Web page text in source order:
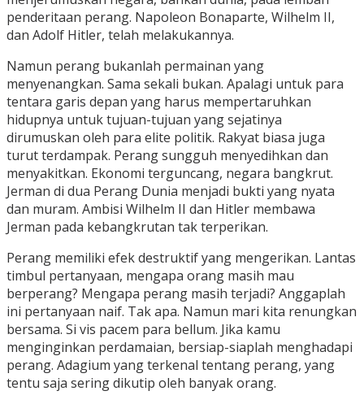
penderitaan perang. Napoleon Bonaparte, Wilhelm II,
dan Adolf Hitler, telah melakukannya.
Namun perang bukanlah permainan yang
menyenangkan. Sama sekali bukan. Apalagi untuk para
tentara garis depan yang harus mempertaruhkan
hidupnya untuk tujuan-tujuan yang sejatinya
dirumuskan oleh para elite politik. Rakyat biasa juga
turut terdampak. Perang sungguh menyedihkan dan
menyakitkan. Ekonomi terguncang, negara bangkrut.
Jerman di dua Perang Dunia menjadi bukti yang nyata
dan muram. Ambisi Wilhelm II dan Hitler membawa
Jerman pada kebangkrutan tak terperikan.
Perang memiliki efek destruktif yang mengerikan. Lantas
timbul pertanyaan, mengapa orang masih mau
berperang? Mengapa perang masih terjadi? Anggaplah
ini pertanyaan naif. Tak apa. Namun mari kita renungkan
bersama. Si vis pacem para bellum. Jika kamu
menginginkan perdamaian, bersiap-siaplah menghadapi
perang. Adagium yang terkenal tentang perang, yang
tentu saja sering dikutip oleh banyak orang.